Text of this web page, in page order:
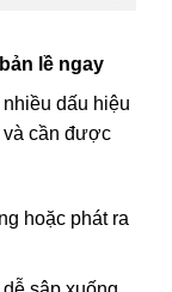
lề ngay
dấu hiệu
và cần được
hoặc phát ra